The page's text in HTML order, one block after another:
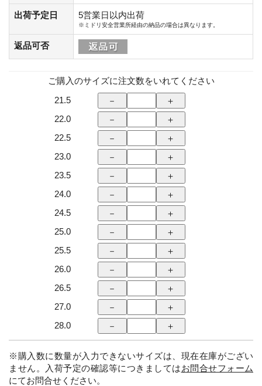
出荷予定日 5営業日以内出荷
※ミドリ安全営業所経由の納品の場合は異なります。
返品可否
ご購入のサイズに注文数をいれてください
21.5
22.0
22.5
23.0
23.5
24.0
24.5
25.0
25.5
26.0
26.5
27.0
28.0
※購入数に数量が入力できないサイズは、現在在庫がござい
ません。入荷予定の確認等につきましてはお問合せフォーム
にてお問合せください。